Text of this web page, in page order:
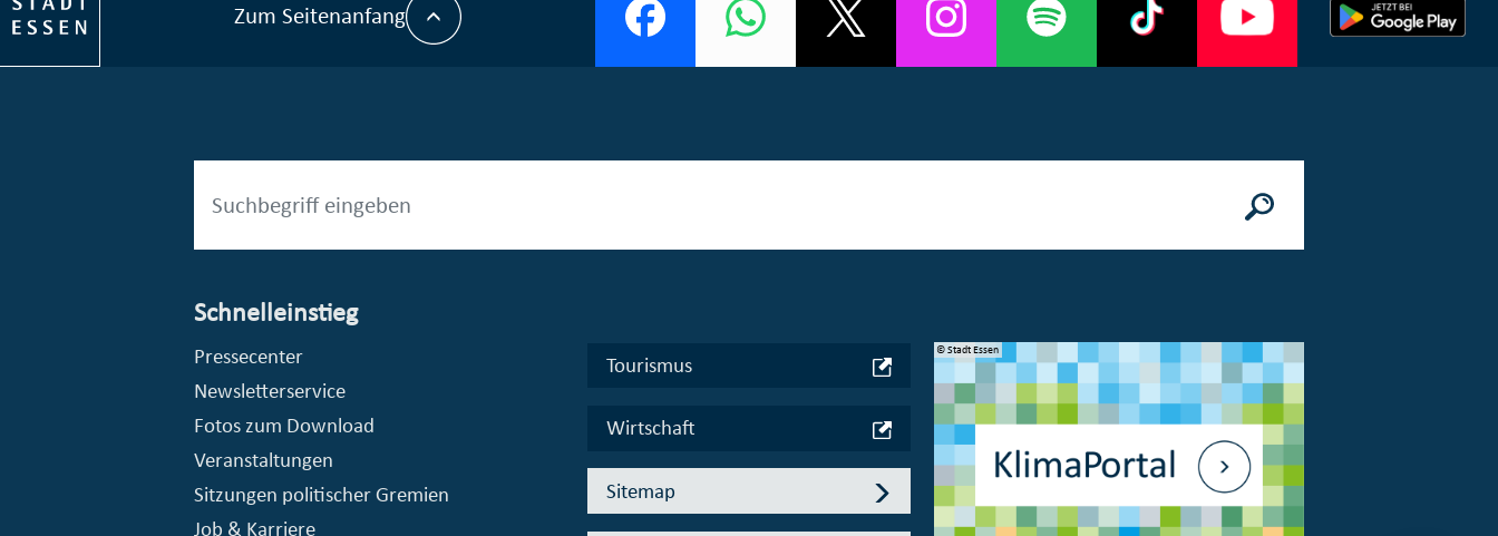
Zum Seitenanfang
Schnelleinstieg
Pressecenter
Newsletterservice
Fotos zum Download
Veranstaltungen
Sitzungen politischer Gremien
Job & Karriere
Tourismus
Wirtschaft
Sitemap
© Stadt Essen, Presse- und Kommunikationsamt © Stadt Essen